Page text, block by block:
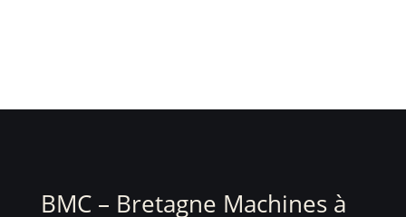
BMC – Bretagne Machines à